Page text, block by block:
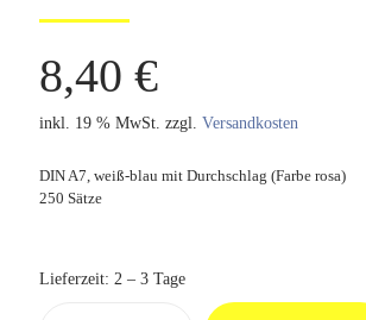
8,40 €
inkl. 19 % MwSt. zzgl. Versandkosten
DIN A7, weiß-blau mit Durchschlag (Farbe rosa)
250 Sätze
Lieferzeit: 2 – 3 Tage